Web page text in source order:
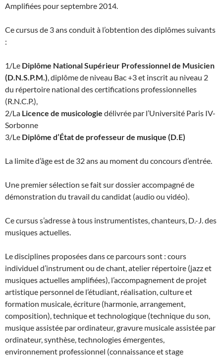
Amplifiées pour septembre 2014.
Ce cursus de 3 ans conduit à l’obtention des diplômes suivants
:
1/Le Diplôme National Supérieur Professionnel de Musicien
(D.N.S.P.M.), diplôme de niveau Bac +3 et inscrit au niveau 2
du répertoire national des certifications professionnelles
(R.N.C.P.),
2/La Licence de musicologie délivrée par l’Université Paris IV-
Sorbonne
3/Le Diplôme d’État de professeur de musique (D.E)
La limite d’âge est de 32 ans au moment du concours d’entrée.
Une premier sélection se fait sur dossier accompagné de
démonstration du travail du candidat (audio ou vidéo).
Ce cursus s’adresse à tous instrumentistes, chanteurs, D.-J. des
musiques actuelles.
Le disciplines proposées dans ce parcours sont : cours
individuel d’instrument ou de chant, atelier répertoire (jazz et
musiques actuelles amplifiées), l’accompagnement de projet
artistique personnel de l’étudiant, réalisation, culture et
formation musicale, écriture (harmonie, arrangement,
composition), technique et technologique (technique du son,
musique assistée par ordinateur, gravure musicale assistée par
ordinateur, synthèse, technologies émergentes,
environnement professionnel (connaissance et stage